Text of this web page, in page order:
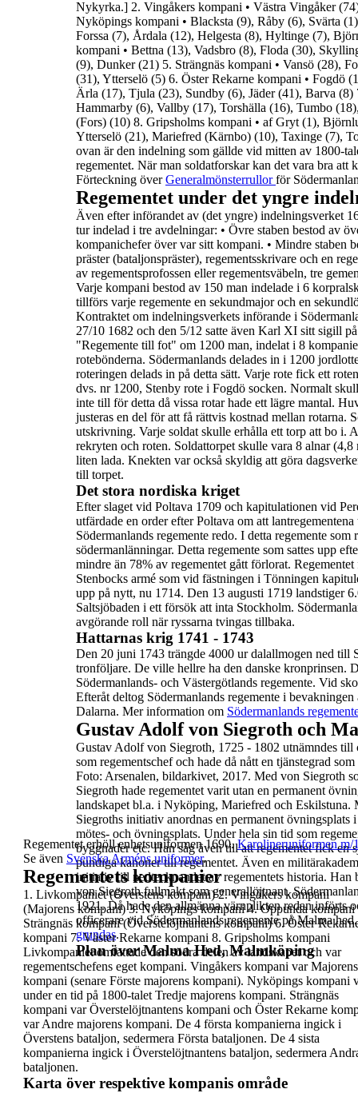
Nykyrka.] 2. Vingåkers kompani • Västra Vingåker
Nyköpings kompani • Blacksta (9), Råby (6), Svärta
Forssa (7), Årdala (12), Helgesta (8), Hyltinge (7),
kompani • Bettna (13), Vadsbro (8), Floda (30),
(9), Dunker (21) 5. Strängnäs kompani • Vansö (28),
(31), Ytterselö (5) 6. Öster Rekarne kompani • Fogdö
Ärla (17), Tjula (23), Sundby (6), Jäder (41), Barva (8)
Hammarby (6), Vallby (17), Torshälla (16), Tumbo
(Fors) (10) 8. Gripsholms kompani • af Gryt (1),
Ytterselö (21), Mariefred (Kärnbo) (10), Taxinge (7),
ovan är den indelning som gällde vid mitten av 1800-
regementet. När man soldatforskar kan det vara bra att
Förteckning överGeneralmönsterrullorför
Regementet under det yngre
Även efter införandet av (det yngre) indelningsverket
tur indelad i tre avdelningar: • Övre staben bestod av
kompanichefer över var sitt kompani. • Mindre staben
präster (bataljonspräster), regementsskrivare och en
av regementsprofossen eller regementsväbeln, tre
Varje kompani bestod av 150 man indelade i 6
tillförs varje regemente en sekundmajoroch en
Kontraktet om indelningsverkets införande i
27/10 1682 och den 5/12 satte även Karl XI sitt sigill
"Regemente till fot" om 1200 man, indelat i 8
rotebönderna. Södermanlands delades in i 1200
roteringen delads in på detta sätt. Varje rote fick ett
dvs. nr 1200, Stenby rote i Fogdö socken. Normalt
inte till för detta då vissa rotar hade ett lägre mantal.
justeras en del för att få rättvis kostnad mellan rotarna.
utskrivning. Varje soldat skulle erhålla ett torp att bo i.
rekryten och roten. Soldattorpet skulle vara 8 alnar
liten lada. Knekten var också skyldig att göra
till torpet.
Det stora nordiska kriget
Efter slaget vid Poltava 1709 och kapitulationen vid
utfärdade en order efter Poltava om att
Södermanlands regemente redo. I detta regemente som
södermanlänningar. Detta regemente som sattes upp
mindre än 78% av regementet gått förlorat.
Stenbocks armé som vid fästningen i Tönningen
upp på nytt, nu 1714. Den 13 augusti 1719 landstiger
Saltsjöbaden i ett försök att inta Stockholm.
avgörande roll när ryssarna tvingas tillbaka.
Hattarnas krig 1741 - 1743
Den 20 juni 1743 trängde 4000 ur dalallmogen ned
tronföljare. De ville hellre ha den danske kronprinsen.
Södermanlands- och Västergötlands regemente. Vid
Efteråt deltog Södermanlands regemente i
Dalarna. Mer information om Södermanlands
Gustav Adolf von Siegroth och
Gustav Adolf von Siegroth, 1725 - 1802 utnämndes
som regementschef och hade då nått en tjänstegrad
Foto: Arsenalen, bildarkivet, 2017. Med von Siegroth
Siegroth hade regementet varit utan en permanent
landskapet bl.a. i Nyköping, Mariefred och Eskilstuna.
Siegroths initiativ anordnas en permanent övningsplats
mötes- och övningsplats. Under hela sin tid som
byggnader etc. Han såg även till att regementet fick en
pundiga kanoner tillregementet. Även en
initiativ till nedtecknandet av regementets historia. Han
von Siegroth fullmakt som generallöjtnant.
1921. Dåhade denallmänna värnpliktenredan införts
officerare vid Södermanlands regemente på Malma
grundas.
Plan över Malma Hed, Malmköping
Regementet erhöll enhetsuniformen 1690. Karolineruniformen m/
Se även SvenskaArméns uniformer.
Regementets kompanier
1. Livkompaniet (Överstens kompani) 2. Vingåkers kompani
(Majorens kompani) 3. Nyköpings kompani 4. Oppunda kompani
Strängnäs kompani (Överstelöjtnantenskompani) 6. Öster
kompani 7. Väster Rekarne kompani 8. Gripsholms kompani
Livkompaniet omfattade den södra delen avlandskapet och var
regementschefens eget kompani. Vingåkers kompani var Majorens
kompani (senare Förste majorens kompani). Nyköpings kompani
under en tid på 1800-talet Tredje majorens kompani. Strängnäs
kompani var Överstelöjtnantens kompani och Öster Rekarne
var Andre majorens kompani. De 4 första kompanierna ingick i
Överstens bataljon, sedermera Första bataljonen. De 4 sista
kompanierna ingick i Överstelöjtnantens bataljon, sedermera
bataljonen.
Karta över respektive kompanis område